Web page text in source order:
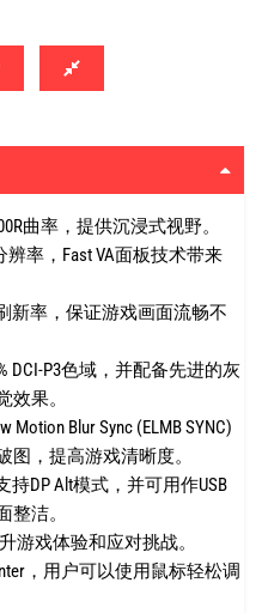
曲率，提供沉浸式视野。
辨率，Fast VA面板技术带来
新率，保证游戏画面流畅不
DCI-P3色域，并配备先进的灰
果。
Motion Blur Sync (ELMB SYNC)
，提高游戏清晰度。
持DP Alt模式，并可用作USB
洁。
游戏体验和应对挑战。
，用户可以使用鼠标轻松调